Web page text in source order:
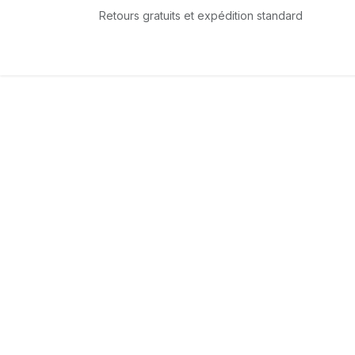
Se rendre au contenuRetours gratuits et expédition standard